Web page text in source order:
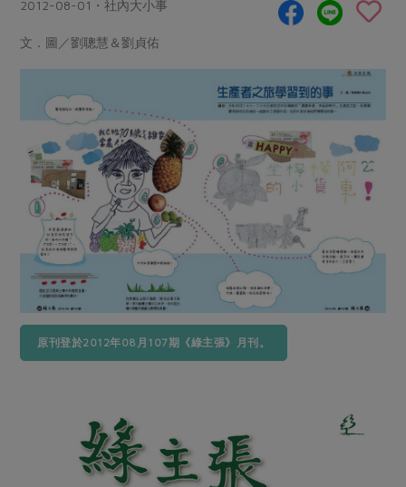
調味醬料/南北貨 烘焙
休閒零嘴 沖泡飲品
保健食品
居家好物
美妝保養 個人清潔
家庭清潔 織品
日用品 圖書禮品
防災用品
優惠專區
湯品．鍋物
漬物
涼拌沙拉
飲品
主題食譜
異國料理
年菜食譜
高麗菜海鮮煎餅
合作25-經典快閃最後一週
合作25-精選產品第四彈
合作25-精選產品第三彈
更多當季產品
議題活動
主婦聯盟X樂齡網特約優惠案
30%rPET紅烏龍茶
2024農業發展計畫年度報告
更多議題活動
把最好的台灣味帶回家！
關注議題
非基改運動 支持本土農糧
廢核運動 能源議題
減添加物 減塑減廢
公益金 食農教育
更多議題
生活者e週報
綠主張月刊
產品檢驗
自主把關
檢驗報告
硝酸鹽檢驗
社員權益
合作社法規
社務專區
選舉專區
最新消息
2012-08-01・社內大小事
文．圖／劉聰慧＆劉貞佑
原刊登於2012年08月107期《綠主張》月刊。